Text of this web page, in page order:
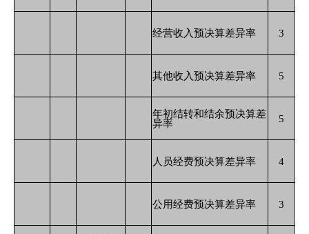
经营收入预决算差异率 3
其他收入预决算差异率 5
年初结转和结余预决算差
异率
5
人员经费预决算差异率 4
公用经费预决算差异率 3